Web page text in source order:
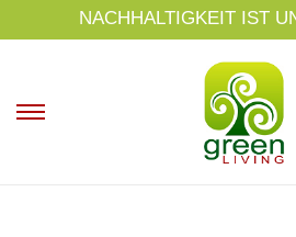
p
NACHHALTIGKEIT IST